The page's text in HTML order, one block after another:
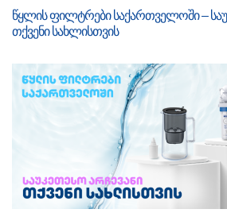
წყლის ფილტრები საქართველოში –
თქვენი სახლისთვის